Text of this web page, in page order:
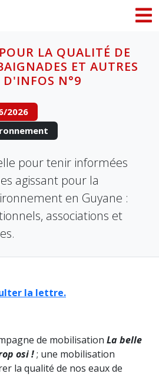
LA QUALITÉ DE
ET AUTRES
D'INFOS N°9
2026
pour tenir informées
agissant pour la
en Guyane :
associations et
la lettre.
de mobilisation La belle
osi !; une mobilisation
la qualité de nos eaux de